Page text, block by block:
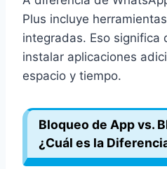
Plus incluye
integradas. Eso significa
instalar aplicaciones
espacio y tiempo.
Bloqueo de App vs.
¿Cuál es la